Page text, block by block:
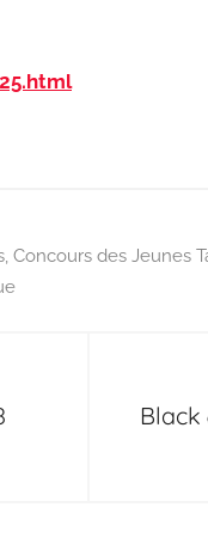
, Concours des Jeunes
Black